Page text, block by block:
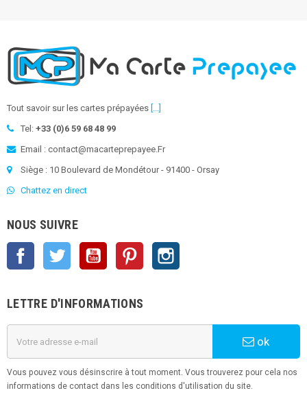
Tout savoir sur les cartes prépayées [...]
Tel: +33 (0)6 59 68 48 99
Email : contact@macarteprepayee.Fr
Siège : 10 Boulevard de Mondétour - 91400 - Orsay
Chattez en direct
NOUS SUIVRE
Facebook Twitter YouTube Pinterest
LETTRE D'INFORMATIONS
ok
Vous pouvez vous désinscrire à tout moment. Vous trouverez pour cela nos
informations de contact dans les conditions d'utilisation du site.